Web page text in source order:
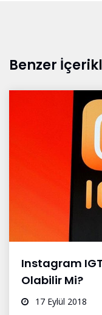
Benzer
Instagram
Olabilir Mi?
17 Eylül 2018